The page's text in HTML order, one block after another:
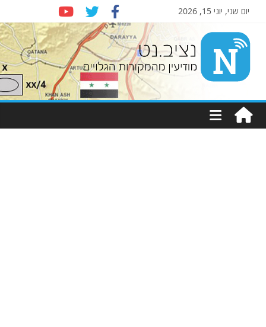
יום שני, יוני 15, 2026
Nziv.net
מודיעין
מהמקורות